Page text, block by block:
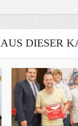
DIESER